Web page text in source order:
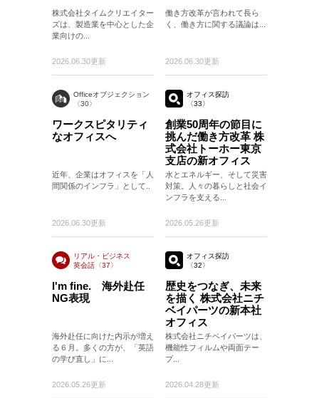
株式会社タイムクリエイター
ズは、製造業を中心とした企
業向けの...
2026.06.30更新
働き方改革が言われて長ら
く、働き方に関する議論は...
2026.06.30更新
Officeオブジェクション
〈30〉
ワークスピタリティ
なオフィスへ
近年、企業はオフィスを「人
間関係のインフラ」として..
2026.06.30更新
オフィス探訪
〈33〉
創業50周年の節目に
挑んだ働き方改革 株
式会社トーホー東京
支店の新オフィス
水とエネルギー、そして災害
対策。人々の暮らしと社会イ
ンフラを支える...
2026.05.26更新
リアル・ビジネス
英会話〈37〉
I'm fine. 海外赴任
NG表現
海外赴任に向けた内示が増え
る６月。多くの方が、「英語
の学び直し」に...
2026.05.26更新
オフィス探訪
〈32〉
歴史をつなぎ、未来
を描く 株式会社ニチ
ベイパーツの新本社
オフィス
株式会社ニチベイパーツは、
機能性フィルムや両面テー
プ...
2026.04.28更新